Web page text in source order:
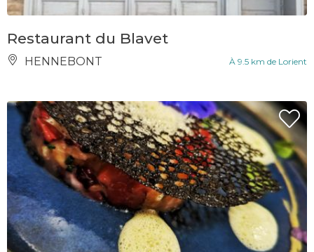
Restaurant du Blavet
HENNEBONT À 9.5 km de Lorient